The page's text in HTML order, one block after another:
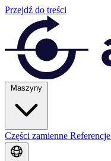
Przejdź do treści
Maszyny
Części zamienne Referencje